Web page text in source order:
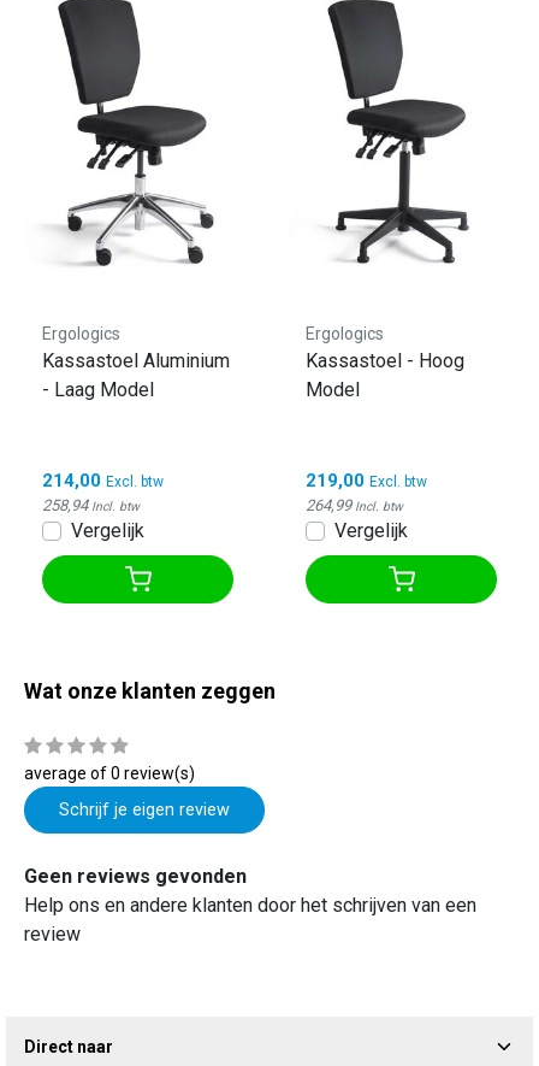
Ergologics
Kassastoel Aluminium
- Laag Model
214,00 Excl. btw
258,94 Incl. btw
Vergelijk
Ergologics
Kassastoel - Hoog
Model
219,00 Excl. btw
264,99 Incl. btw
Vergelijk
Wat onze klanten zeggen
average of 0 review(s)
Schrijf je eigen review
Geen reviews gevonden
Help ons en andere klanten door het schrijven van een
review
Direct naar